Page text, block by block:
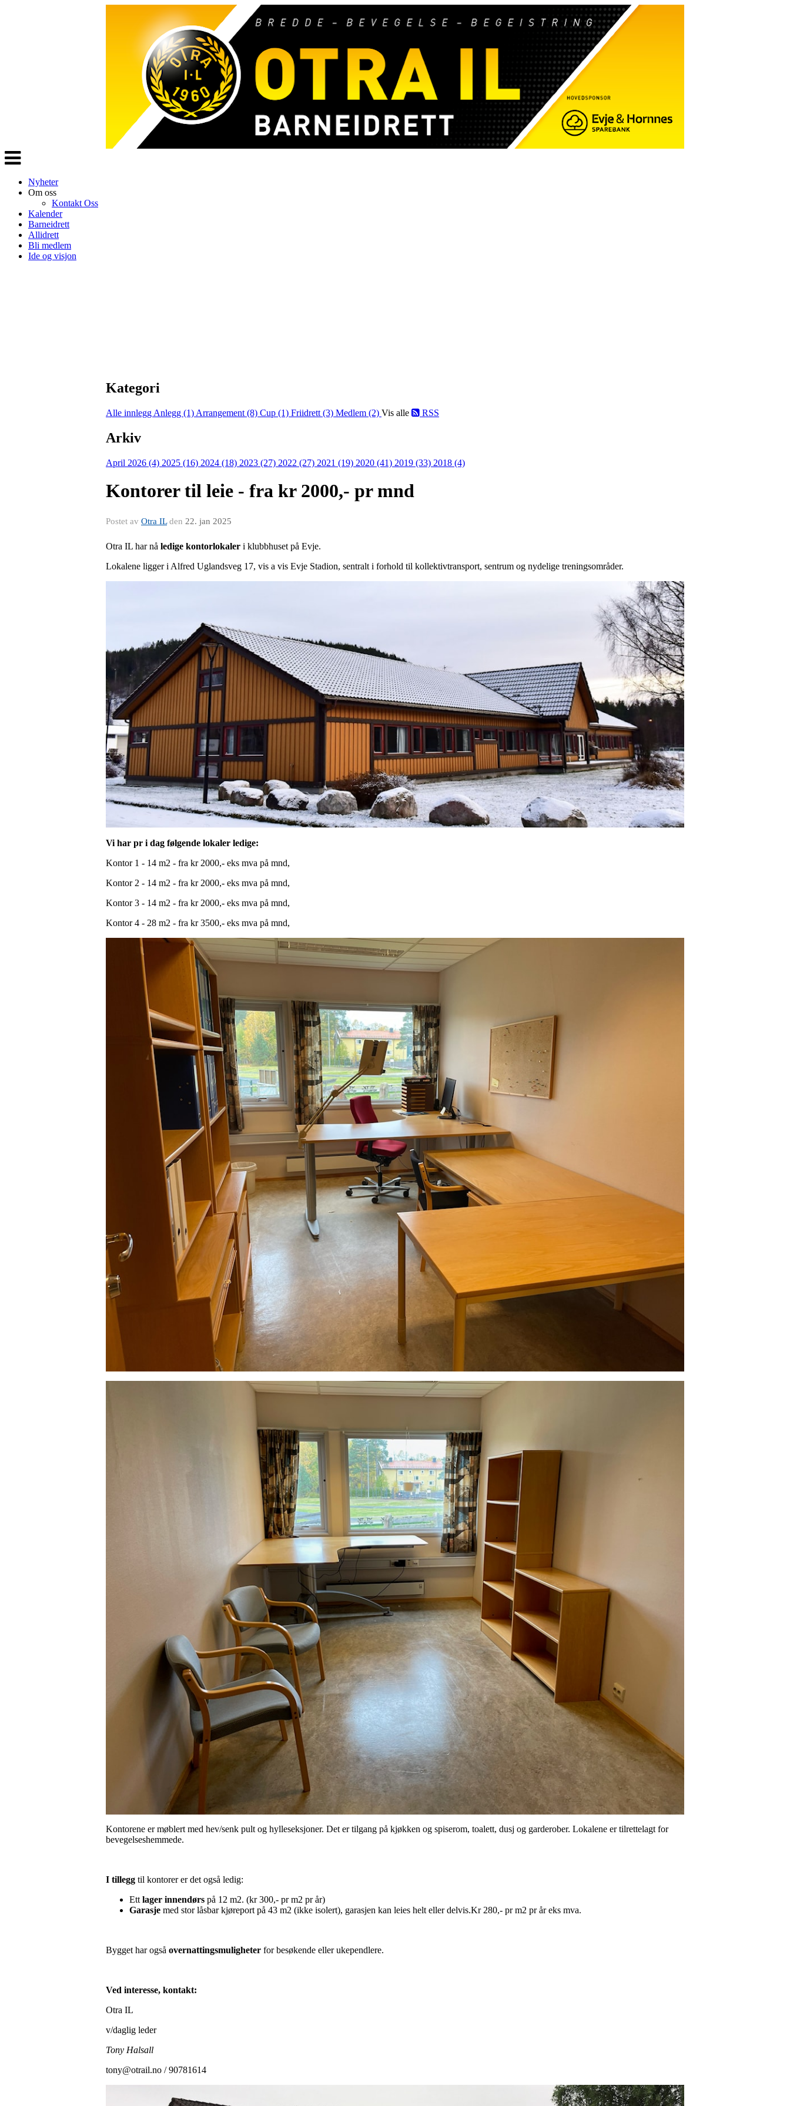
Veksle
navigasjon
Nyheter
Om oss
Kontakt Oss
Kalender
Barneidrett
Allidrett
Bli medlem
Ide og visjon
Kategori
Alle innlegg Anlegg (1) Arrangement (8) Cup (1) Friidrett (3) Medlem (2) Vis alle RSS
Arkiv
April 2026 (4) 2025 (16) 2024 (18) 2023 (27) 2022 (27) 2021 (19) 2020 (41) 2019 (33) 2018 (4)
Kontorer til leie - fra kr 2000,- pr mnd
Postet av Otra ILden 22. jan 2025
Otra IL har nå ledige kontorlokaler i klubbhuset på Evje.
Lokalene ligger i Alfred Uglandsveg 17, vis a vis Evje Stadion, sentralt i forhold til kollektivtransport, sentrum og nydelige treningsområder.
Vi har pr i dag følgende lokaler ledige:
Kontor 1 - 14 m2 - fra kr 2000,- eks mva på mnd,
Kontor 2 - 14 m2 - fra kr 2000,- eks mva på mnd,
Kontor 3 - 14 m2 - fra kr 2000,- eks mva på mnd,
Kontor 4 - 28 m2 - fra kr 3500,- eks mva på mnd,
Kontorene er møblert med hev/senk pult og hylleseksjoner. Det er tilgang på kjøkken og spiserom, toalett, dusj og garderober. Lokalene er tilrettelagt for
bevegelseshemmede.
I tillegg til kontorer er det også ledig:
Ett lager innendørs på 12 m2. (kr 300,- pr m2 pr år)
Garasje med stor låsbar kjøreport på 43 m2 (ikke isolert), garasjen kan leies helt eller delvis.Kr 280,- pr m2 pr år eks mva.
Bygget har også overnattingsmuligheter for besøkende eller ukependlere.
Ved interesse, kontakt:
Otra IL
v/daglig leder
Tony Halsall
tony@otrail.no / 90781614